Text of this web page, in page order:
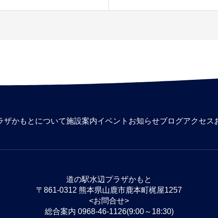
ザかもとについて施設案内イベント お知らせブログアクセス
道の駅水辺プラザかもと
〒861-0312 熊本県山鹿市鹿本町梶屋1257
<お問合せ>
総合案内 0968-46-1126(9:00～18:30)